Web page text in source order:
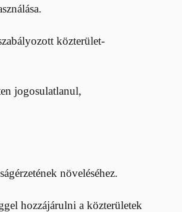
közterület-
jogosulatlanul,
növeléséhez.
hozzájárulni a közterületek